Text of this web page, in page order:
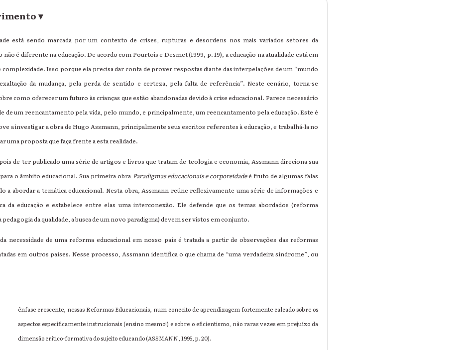
▾
está sendo marcada por um contexto de crises, rupturas e desordens nos mais variados setores da
não é diferente na educação. De acordo com Pourtois e Desmet (1999, p. 19), a educação na atualidade está em
complexidade. Isso porque ela precisa dar conta de prover respostas diante das interpelações de um “mundo
da mudança, pela perda de sentido e certeza, pela falta de referência”. Neste cenário, torna-se
como oferecer um futuro às crianças que estão abandonadas devido à crise educacional. Parece necessário
de um reencantamento pela vida, pelo mundo, e principalmente, um reencantamento pela educação. Este é
a investigar a obra de Hugo Assmann, principalmente seus escritos referentes à educação, e trabalhá-la no
uma proposta que faça frente a esta realidade.
de ter publicado uma série de artigos e livros que tratam de teologia e economia, Assmann direciona sua
o âmbito educacional. Sua primeira obra Paradigmas educacionais e corporeidadeé fruto de algumas falas
a abordar a temática educacional. Nesta obra, Assmann reúne reflexivamente uma série de informações e
da educação e estabelece entre elas uma interconexão. Ele defende que os temas abordados (reforma
pedagogia da qualidade, a busca de um novo paradigma) devem ser vistos em conjunto.
de uma reforma educacional em nosso país é tratada a partir de observações das reformas
em outros países. Nesse processo, Assmann identifica o que chama de “uma verdadeira síndrome”, ou
ênfase crescente, nessas Reformas Educacionais, num conceito de aprendizagem fortemente calcado sobre os
aspectos especificamente instrucionais (ensino mesmo!) e sobre o eficientismo, não raras vezes em prejuízo da
dimensão crítico-formativa do sujeito educando (ASSMANN, 1995, p. 20).